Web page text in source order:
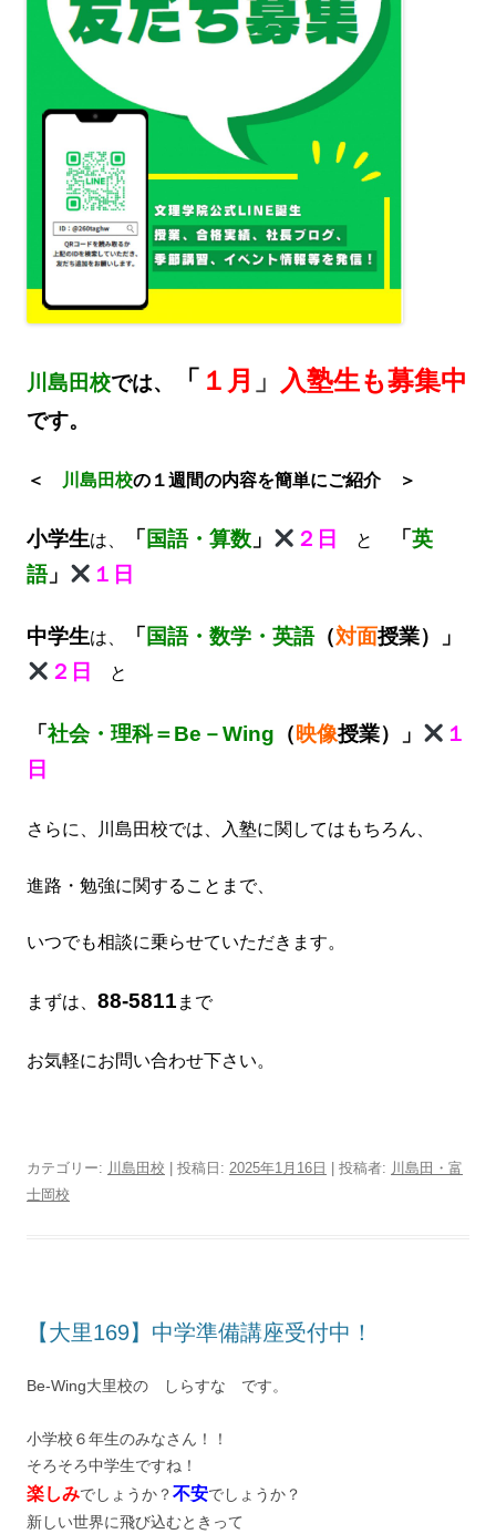
川島田校では、 「 １月 」 入塾生も募集中
です。
＜ 川島田校の１週間の内容を簡単にご紹介 ＞
小学生は、 「 国語・算数 」 ２日 と 「英
語」 １日
中学生は、 「 国語・数学・英語（対面授業）」
２日
と
「 社会・理科＝Be－Wing （ 映像授業）」
１
日
さらに、川島田校では、入塾に関してはもちろん、
進路・勉強に関する ことまで、
いつでも相談に乗らせていただきます。
まずは、 88-5811 まで
お気軽にお問い合わせ下さい。
カテゴリー: 川島田校 | 投稿日: 2025年1月16日 投稿者: 川島田・富
士岡校
【大里169】中学準備講座受付中！
Be-Wing大里校の しらすな です。
小学校６年生のみなさん！！
そろそろ中学生ですね！
楽しみでしょうか？不安でしょうか？
新しい世界に飛び込むときって